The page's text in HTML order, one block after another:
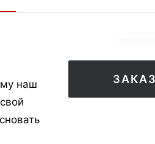
наш